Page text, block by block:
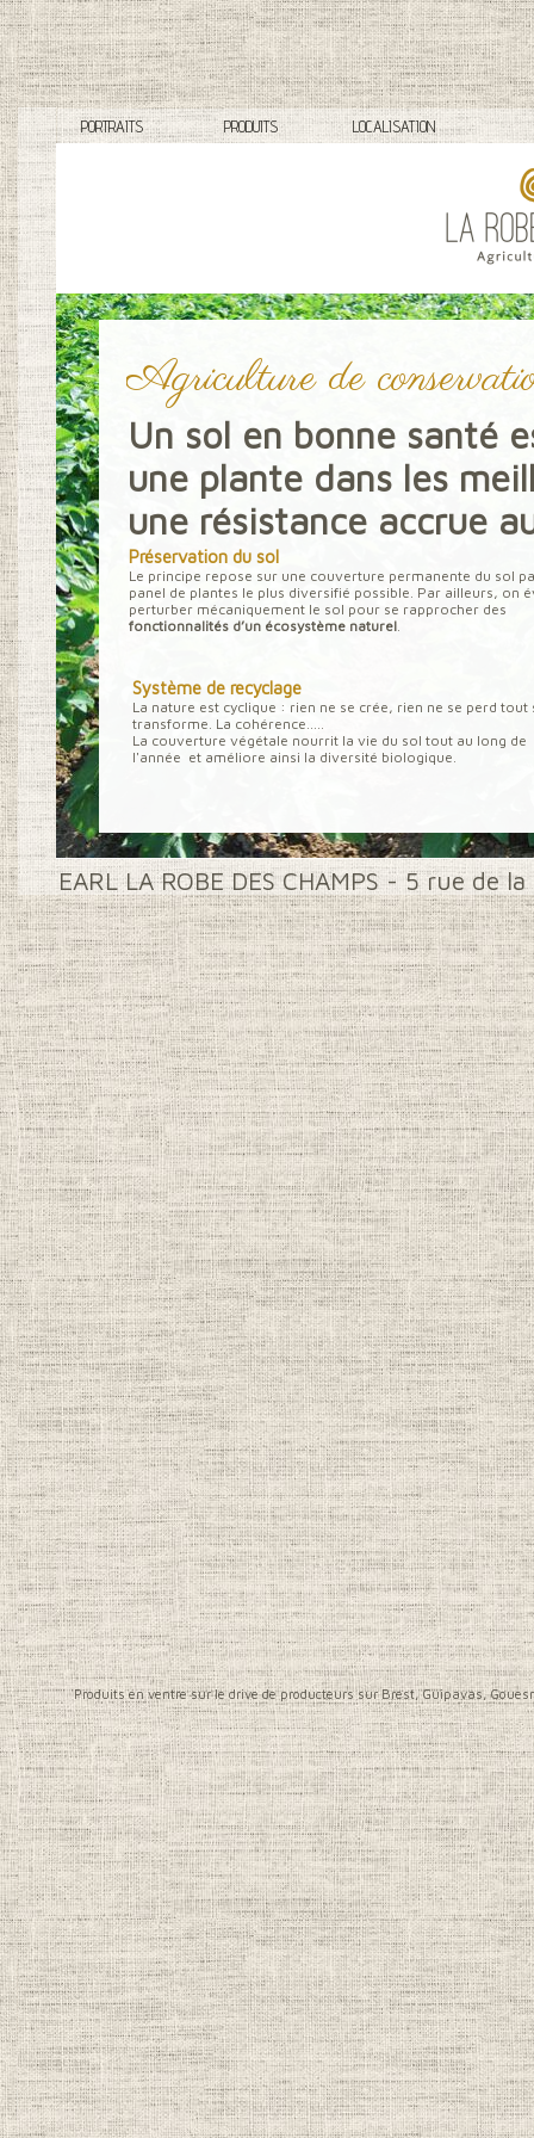
Système de recyclage
La nature est cyclique : rien ne se crée, rien ne se perd tout
transforme. La cohérence.....
La couverture végétale nourrit la vie du sol tout au long de
l'année et améliore ainsi la diversité biologique.
Un sol en bonne santé
une plante dans les
une résistance accrue
nutritionnelles et
empreinte positive sur
pratiques pour nourrir
nourrir la plante. En
Préservation du sol
Le principe repose sur une couverture permanente du sol
panel de plantes le plus diversifié possible. Par ailleurs, on
perturber mécaniquement le sol pour se rapprocher des
fonctionnalités d’un écosystème naturel.
Agriculture de
Produits en ventre sur le drive de producteurs sur Brest, Guipavas,
LOCALISATION
PRODUITS
PORTRAITS
EARL LA ROBE DES CHAMPS - 5 rue de
GUIPAVAS -CONTACT